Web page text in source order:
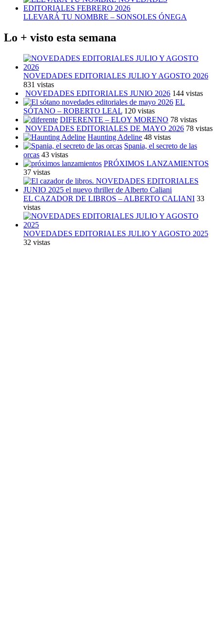
LLEVARÁ TU NOMBRE – SONSOLES ÓNEGA
Lo + visto esta semana
NOVEDADES EDITORIALES JULIO Y AGOSTO 2026
831 vistas
NOVEDADES EDITORIALES JUNIO 2026 144 vistas
EL
SÓTANO – ROBERTO LEAL 120 vistas
DIFERENTE – ELOY MORENO 78 vistas
NOVEDADES EDITORIALES DE MAYO 2026 78 vistas
Haunting Adeline 48 vistas
Spania, el secreto de las
orcas 43 vistas
PRÓXIMOS LANZAMIENTOS
37 vistas
EL CAZADOR DE LIBROS – ALBERTO CALIANI 33
vistas
NOVEDADES EDITORIALES JULIO Y AGOSTO 2025
32 vistas